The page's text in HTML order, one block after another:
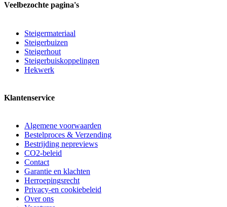
Veelbezochte pagina's
Steigermateriaal
Steigerbuizen
Steigerhout
Steigerbuiskoppelingen
Hekwerk
Klantenservice
Algemene voorwaarden
Bestelproces & Verzending
Bestrijding nepreviews
CO2-beleid
Contact
Garantie en klachten
Herroepingsrecht
Privacy-en cookiebeleid
Over ons